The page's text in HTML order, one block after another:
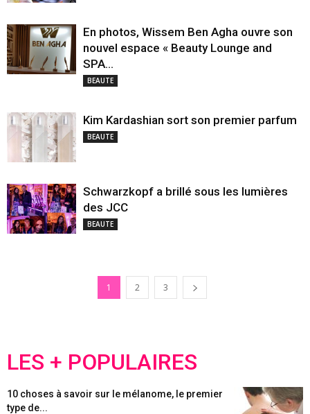
En photos, Wissem Ben Agha ouvre son
nouvel espace « Beauty Lounge and
SPA...
BEAUTE
Kim Kardashian sort son premier parfum
BEAUTE
Schwarzkopf a brillé sous les lumières
des JCC
BEAUTE
1 2 3
LES + POPULAIRES
10 choses à savoir sur le mélanome, le premier
type de...